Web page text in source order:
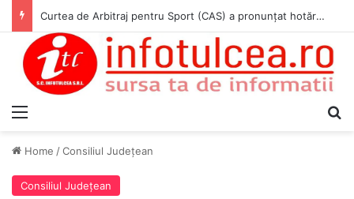
Curtea de Arbitraj pentru Sport (CAS) a pronunțat hotărârea în cauza WADA v. ANAD & Matei Cosmin Gabriel
Home /Consiliul Judeţean
Consiliul Judeţean